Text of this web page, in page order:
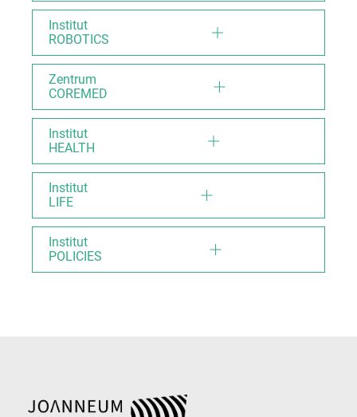
Institut
ROBOTICS
Zentrum
COREMED
Institut
HEALTH
Institut
LIFE
Institut
POLICIES